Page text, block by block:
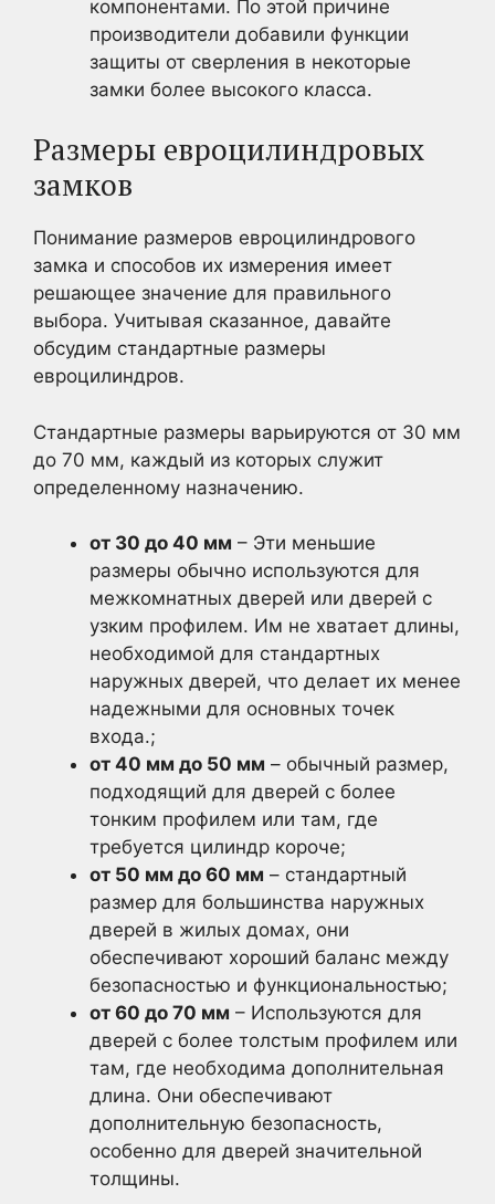
компонентами. По этой причине
производители добавили функции
защиты от сверления в некоторые
замки более высокого класса.
Размеры евроцилиндровых
замков
Понимание размеров евроцилиндрового
замка и способов их измерения имеет
решающее значение для правильного
выбора. Учитывая сказанное, давайте
обсудим стандартные размеры
евроцилиндров.
Стандартные размеры варьируются от 30 мм
до 70 мм, каждый из которых служит
определенному назначению.
от 30 до 40 мм – Эти меньшие
размеры обычно используются для
межкомнатных дверей или дверей с
узким профилем. Им не хватает длины,
необходимой для стандартных
наружных дверей, что делает их менее
надежными для основных точек
входа.;
от 40 мм до 50 мм – обычный размер,
подходящий для дверей с более
тонким профилем или там, где
требуется цилиндр короче;
от 50 мм до 60 мм – стандартный
размер для большинства наружных
дверей в жилых домах, они
обеспечивают хороший баланс между
безопасностью и функциональностью;
от 60 до 70 мм – Используются для
дверей с более толстым профилем или
там, где необходима дополнительная
длина. Они обеспечивают
дополнительную безопасность,
особенно для дверей значительной
толщины.